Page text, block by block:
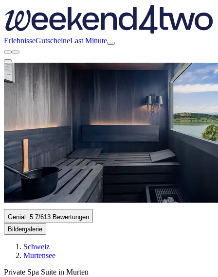
ErlebnisseGutscheineLast Minute
Genial 5.7/613 Bewertungen
Bildergalerie
Schweiz
Murtensee
Private Spa Suite in Murten